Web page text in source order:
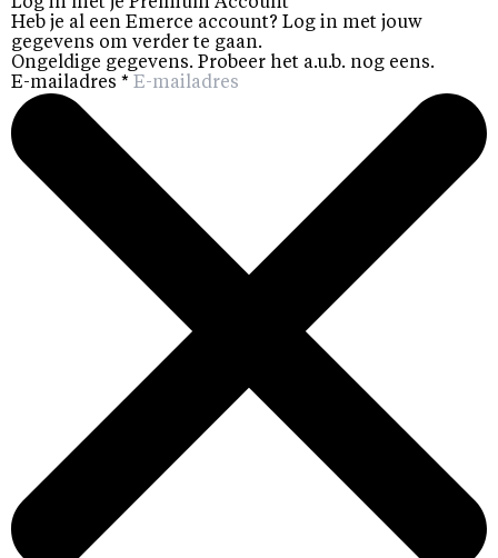
Heb je al een Emerce account? Log in met jouw
gegevens om verder te gaan.
Ongeldige gegevens. Probeer het a.u.b. nog eens.
E-mailadres *